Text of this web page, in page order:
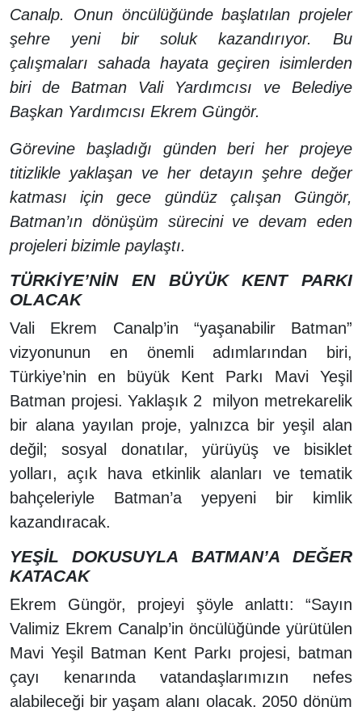
Canalp. Onun öncülüğünde başlatılan projeler
şehre yeni bir soluk kazandırıyor. Bu
çalışmaları sahada hayata geçiren isimlerden
biri de Batman Vali Yardımcısı ve Belediye
Başkan Yardımcısı Ekrem Güngör.
Görevine başladığı günden beri her projeye
titizlikle yaklaşan ve her detayın şehre değer
katması için gece gündüz çalışan Güngör,
Batman’ın dönüşüm sürecini ve devam eden
projeleri bizimle paylaştı.
TÜRKİYE’NİN EN BÜYÜK KENT PARKI
OLACAK
Vali Ekrem Canalp’in “yaşanabilir Batman”
vizyonunun en önemli adımlarından biri,
Türkiye’nin en büyük Kent Parkı Mavi Yeşil
Batman projesi. Yaklaşık 2 milyon metrekarelik
bir alana yayılan proje, yalnızca bir yeşil alan
değil; sosyal donatılar, yürüyüş ve bisiklet
yolları, açık hava etkinlik alanları ve tematik
bahçeleriyle Batman’a yepyeni bir kimlik
kazandıracak.
YEŞİL DOKUSUYLA BATMAN’A DEĞER
KATACAK
Ekrem Güngör, projeyi şöyle anlattı: “Sayın
Valimiz Ekrem Canalp’in öncülüğünde yürütülen
Mavi Yeşil Batman Kent Parkı projesi, batman
çayı kenarında vatandaşlarımızın nefes
alabileceği bir yaşam alanı olacak. 2050 dönüm